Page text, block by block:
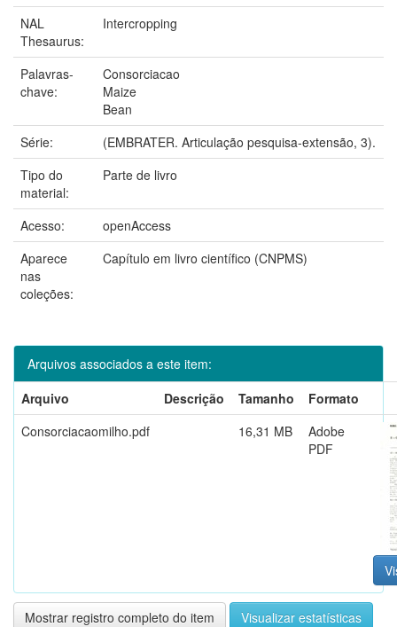
NAL
Thesaurus:
Intercropping
Palavras-
chave:
Consorciacao
Maize
Bean
Série:
(EMBRATER. Articulação pesquisa-extensão, 3).
Tipo do
material:
Parte de livro
Acesso:
openAccess
Aparece
nas
coleções:
Capítulo em livro científico (CNPMS)
Arquivos associados a este item:
Arquivo
Descrição Tamanho
Formato
Consorciacaomilho.pdf
16,31 MB
Adobe
PDF
Mostrar registro completo do item Visualizar estatísticas